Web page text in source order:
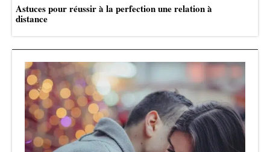
Astuces pour réussir à la perfection une relation à
distance